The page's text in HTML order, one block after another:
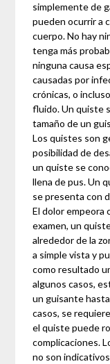
simplemente de
pueden ocurrir a
cuerpo. No hay
tenga más
ninguna causa
causadas por
crónicas, o
fluido. Un quiste
tamaño de un
Los quistes son
posibilidad de
un quiste se
llena de pus. Un
se presenta con
El dolor empeora
examen, un
alrededor de la
a simple vista y
como resultado
algunos casos,
un guisante
casos, se
el quiste puede
complicaciones.
no son